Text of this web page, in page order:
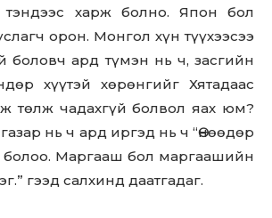
тэндээс харж болно. Япон бол
орон. Монгол хүн түүхээсээ
боловч ард түмэн нь ч, засгийн
хүүтэй хөрөнгийг Хятадаас
төлж чадахгүй болвол яах юм?
нь ч ард иргэд нь ч “Өнөөдөр
Маргааш бол маргаашийн
гээд салхинд даатгадаг.